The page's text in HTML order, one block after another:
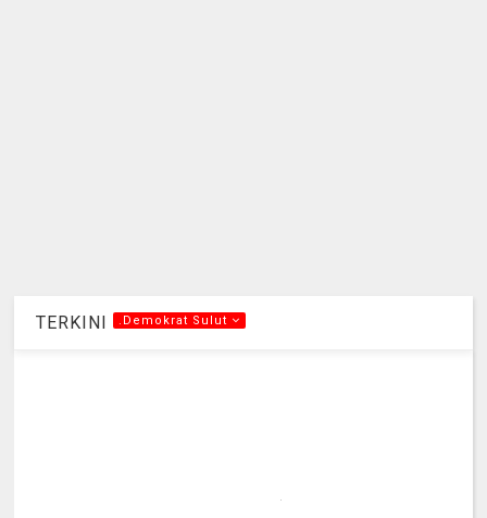
TERKINI .Demokrat Sulut